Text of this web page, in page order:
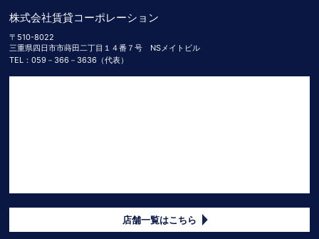
株式会社賃貸コーポレーション
〒510-8022
三重県四日市市蒔田二丁目１４番７号 NSメイトビル
TEL：059－366－3636（代表）
店舗一覧はこちら